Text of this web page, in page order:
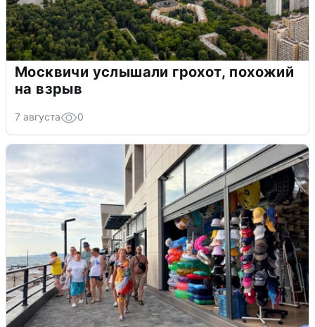
Москвичи услышали грохот, похожий
на взрыв
7 августа 0